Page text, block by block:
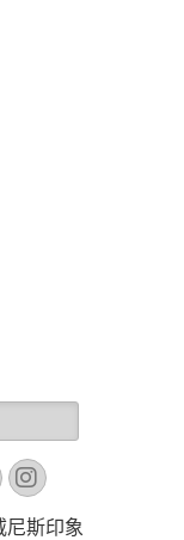
Instagram
尼斯印象